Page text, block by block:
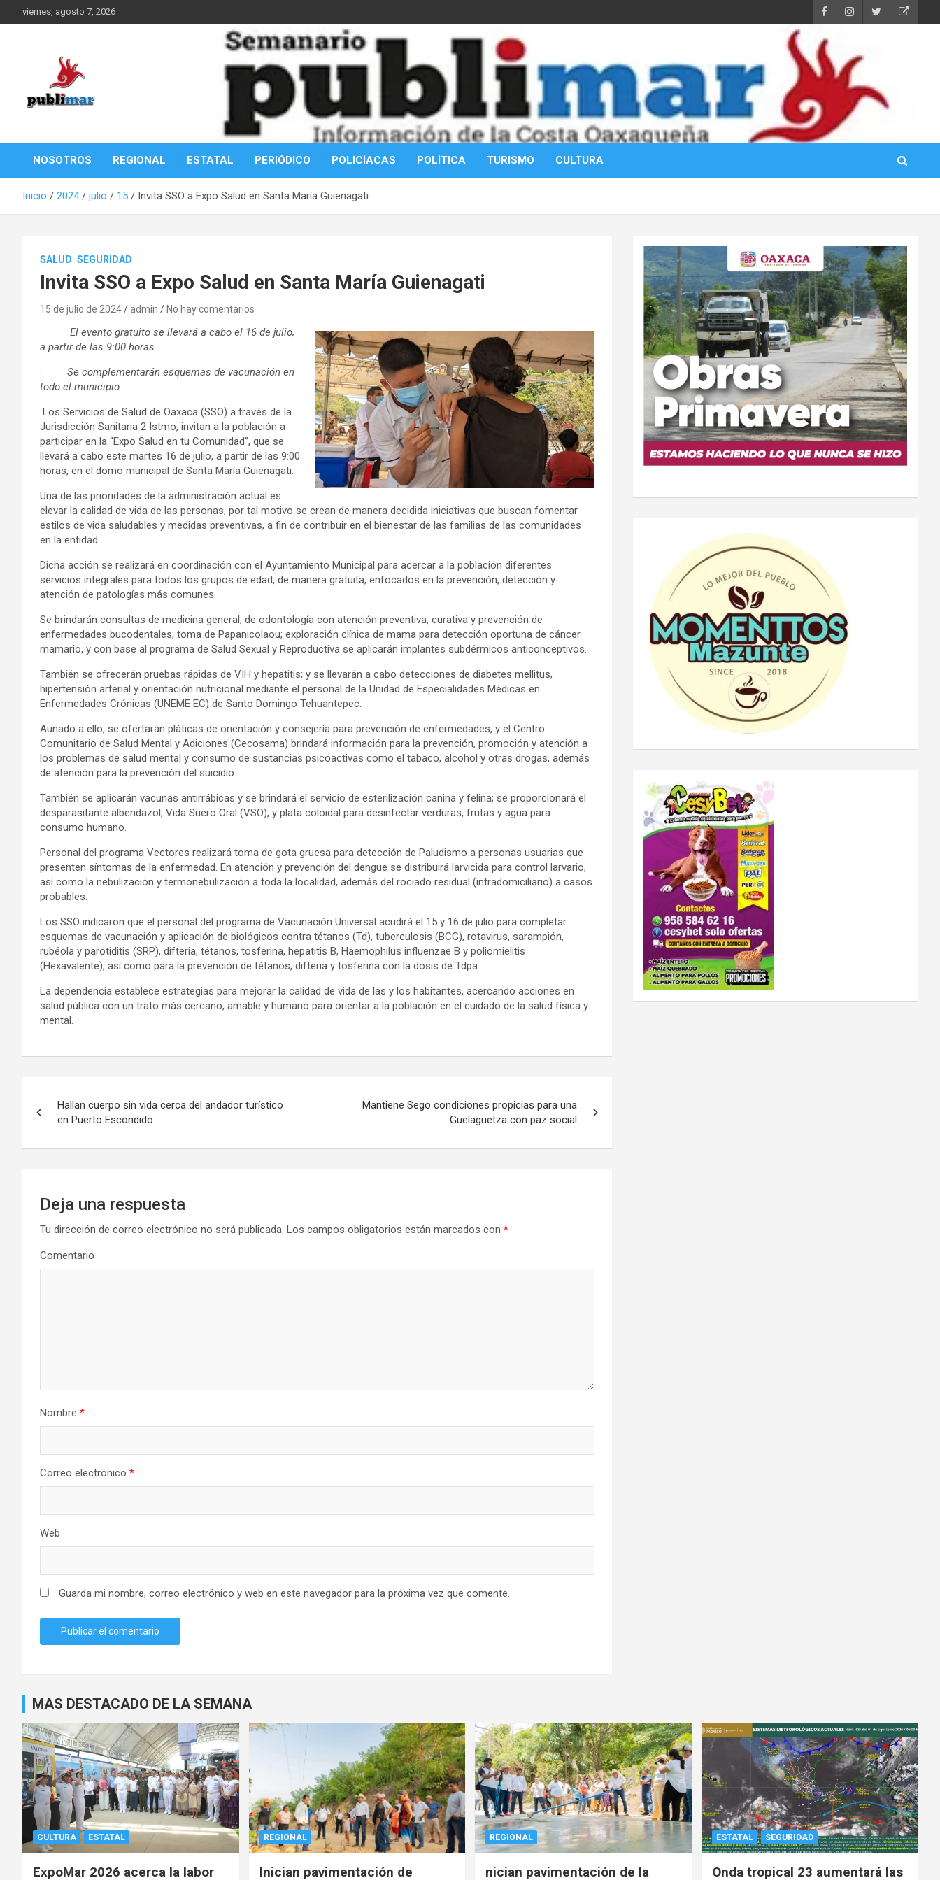
al
viernes, agosto 7, 2026
PubliMar
NOSOTROS REGIONAL ESTATAL PERIÓDICO POLICÍACAS POLÍTICA TURISMO CULTURA
Inicio 2024 julio 15 Invita SSO a Expo Salud en Santa María Guienagati
SALUD SEGURIDAD
Invita SSO a Expo Salud en Santa María Guienagati
15 de julio de 2024 admin No hay comentarios
· ·El evento gratuito se llevará a cabo el 16 de julio,
a partir de las 9:00 horas
· Se complementarán esquemas de vacunación en
todo el municipio
Los Servicios de Salud de Oaxaca (SSO) a través de la
Jurisdicción Sanitaria 2 Istmo, invitan a la población a
participar en la “Expo Salud en tu Comunidad”, que se
llevará a cabo este martes 16 de julio, a partir de las 9:00
horas, en el domo municipal de Santa María Guienagati.
Una de las prioridades de la administración actual es
elevar la calidad de vida de las personas, por tal motivo se crean de manera decidida iniciativas que buscan fomentar
estilos de vida saludables y medidas preventivas, a fin de contribuir en el bienestar de las familias de las comunidades
en la entidad.
Dicha acción se realizará en coordinación con el Ayuntamiento Municipal para acercar a la población diferentes
servicios integrales para todos los grupos de edad, de manera gratuita, enfocados en la prevención, detección y
atención de patologías más comunes.
Se brindarán consultas de medicina general; de odontología con atención preventiva, curativa y prevención de
enfermedades bucodentales; toma de Papanicolaou; exploración clínica de mama para detección oportuna de cáncer
mamario, y con base al programa de Salud Sexual y Reproductiva se aplicarán implantes subdérmicos anticonceptivos.
También se ofrecerán pruebas rápidas de VIH y hepatitis; y se llevarán a cabo detecciones de diabetes mellitus,
hipertensión arterial y orientación nutricional mediante el personal de la Unidad de Especialidades Médicas en
Enfermedades Crónicas (UNEME EC) de Santo Domingo Tehuantepec.
Aunado a ello, se ofertarán pláticas de orientación y consejería para prevención de enfermedades, y el Centro
Comunitario de Salud Mental y Adiciones (Cecosama) brindará información para la prevención, promoción y atención a
los problemas de salud mental y consumo de sustancias psicoactivas como el tabaco, alcohol y otras drogas, además
de atención para la prevención del suicidio.
También se aplicarán vacunas antirrábicas y se brindará el servicio de esterilización canina y felina; se proporcionará el
desparasitante albendazol, Vida Suero Oral (VSO), y plata coloidal para desinfectar verduras, frutas y agua para
consumo humano.
Personal del programa Vectores realizará toma de gota gruesa para detección de Paludismo a personas usuarias que
presenten síntomas de la enfermedad. En atención y prevención del dengue se distribuirá larvicida para control larvario,
así como la nebulización y termonebulización a toda la localidad, además del rociado residual (intradomiciliario) a casos
probables.
Los SSO indicaron que el personal del programa de Vacunación Universal acudirá el 15 y 16 de julio para completar
esquemas de vacunación y aplicación de biológicos contra tétanos (Td), tuberculosis (BCG), rotavirus, sarampión,
rubéola y parotiditis (SRP), difteria, tétanos, tosferina, hepatitis B, Haemophilus influenzae B y poliomielitis
(Hexavalente), así como para la prevención de tétanos, difteria y tosferina con la dosis de Tdpa.
La dependencia establece estrategias para mejorar la calidad de vida de las y los habitantes, acercando acciones en
salud pública con un trato más cercano, amable y humano para orientar a la población en el cuidado de la salud física y
mental.
de
entradas
Hallan cuerpo sin vida cerca del andador turístico
en Puerto Escondido
Mantiene Sego condiciones propicias para una
Guelaguetza con paz social
Deja una respuesta
Tu dirección de correo electrónico no será publicada. Los campos obligatorios están marcados con *
Comentario
Nombre *
Correo electrónico *
Web
Guarda mi nombre, correo electrónico y web en este navegador para la próxima vez que comente.
MAS DESTACADO DE LA SEMANA
CULTURA ESTATAL
ExpoMar 2026 acerca la labor
REGIONAL
Inician pavimentación de
REGIONAL
nician pavimentación de la
ESTATAL SEGURIDAD
Onda tropical 23 aumentará las